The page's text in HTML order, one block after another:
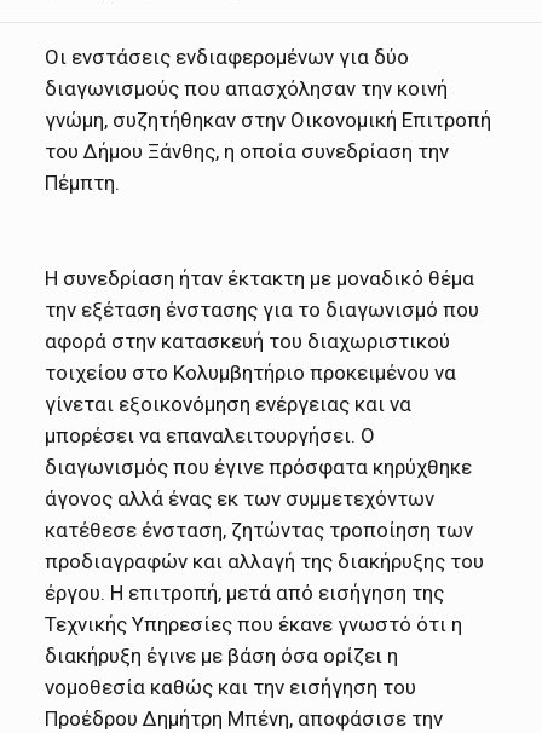
Οι ενστάσεις ενδιαφερομένων για δύο
διαγωνισμούς που απασχόλησαν την κοινή
γνώμη, συζητήθηκαν στην Οικονομική Επιτροπή
του Δήμου Ξάνθης, η οποία συνεδρίαση την
Πέμπτη.
Η συνεδρίαση ήταν έκτακτη με μοναδικό θέμα
την εξέταση ένστασης για το διαγωνισμό που
αφορά στην κατασκευή του διαχωριστικού
τοιχείου στο Κολυμβητήριο προκειμένου να
γίνεται εξοικονόμηση ενέργειας και να
μπορέσει να επαναλειτουργήσει. Ο
διαγωνισμός που έγινε πρόσφατα κηρύχθηκε
άγονος αλλά ένας εκ των συμμετεχόντων
κατέθεσε ένσταση, ζητώντας τροποίηση των
προδιαγραφών και αλλαγή της διακήρυξης του
έργου. Η επιτροπή, μετά από εισήγηση της
Τεχνικής Υπηρεσίες που έκανε γνωστό ότι η
διακήρυξη έγινε με βάση όσα ορίζει η
νομοθεσία καθώς και την εισήγηση του
Προέδρου Δημήτρη Μπένη, αποφάσισε την